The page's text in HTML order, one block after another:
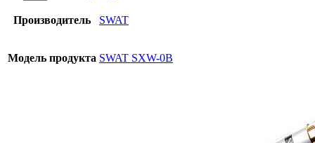
Производитель SWAT
Модель продукта SWAT SXW-0B